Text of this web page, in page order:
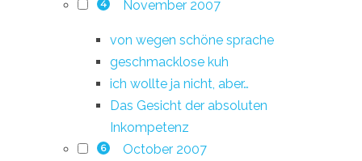
4 November 2007
von wegen schöne sprache
geschmacklose kuh
ich wollte ja nicht, aber…
Das Gesicht der absoluten
Inkompetenz
6 October 2007